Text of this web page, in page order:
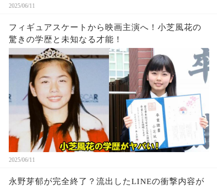
2025/06/11
フィギュアスケートから映画主演へ！小芝風花の
驚きの学歴と未知なる才能！
2025/06/11
永野芽郁が完全終了？流出したLINEの衝撃内容が